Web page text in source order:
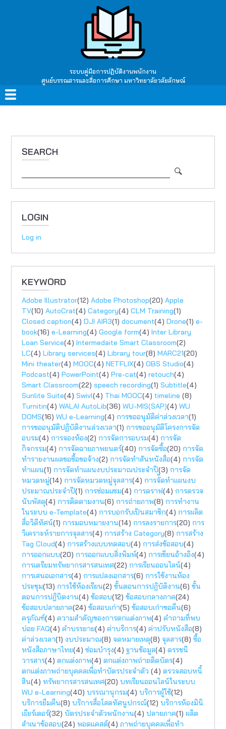
ระบบคู่มือการปฏิบัติงานพนักงาน
ศูนย์บรรณสารและสื่อการศึกษา มหาวิทยาลัยวลัยลักษณ์
Main
SEARCH
LOGIN
Log in
KEYWORD
Adobe Illustrator(12) Adobe Photoshop(20) Apple
TV(10) AutoCrat(4) Category(4) CLM Training(1)
Closed caption(4) DJI AIR3(1) document(4) Drone(1) e-
book(16) e-Learning(4) Google form(4) Inter Library
Loan Service(4) Intermedaite Smart Classroom(2)
LC(4) Library services(4) Library tour(8) MARC21(20)
Mini theater(4) MOOC(4) NETFLIX(4) OBS Studio(4)
Podcast(4) PowerPoint(4) Pre-cat(4) retouch(4)
Smart Classroom(22) speech recording(1) Subtitle(4)
Sunlite Suite(4) Swivl(4) Thai MOOC(4) timeline (8)
Turnitin(4) WALAI AutoLib(36) WU-MIS(SAP)(4) WU
DOMS(16) WU e-Learning(4) การขออนุมัติค่าล่วงเวลา(1)
การขออนุมัติปฏิบัติงานล่วงเวลา(1) การขออนุมัติโครงการจัด
อบรม(4) การจองห้อง(2) การจัดการอบรม(4) การจัด
กิจกรรม(4) การจัดฉายภาพยนตร์(40) การจัดซื้อ(20) การจัด
ทำรายงานผลขอซื้อขอจ้าง(2) การจัดทำสันหนังสือ(4) การจัด
ทำแผน(1) การจัดทำแผนงบประมาณประจำปี(3) การจัด
หมวดหมู่(14) การจัดหมวดหมู่จุลสาร(4) การจัีดทำแผนงบ
ประมาณประจำปี(1) การซ่อมแซม(4) การดราฟ(4) การตรวจ
นับพัสดุ(4) การติดตามงาน(6) การถ่ายภาพ(8) การทำงาน
ในระบบ e-Template(4) การบอกรับเป็นสมาชิก(4) การผลิต
สื่อวิดีทัศน์(1) การมอบหมายงาน(14) การลงรายการ(20) การ
วิเคราะห์รายการจุลสาร(4) การสร้าง Category(8) การสร้าง
Tag Cloud(4) การสร้างแบบทดสอบ(4) การส่งข้อสอบ(4)
การออกแบบ(20) การออกแบบสิ่งพิมพ์(4) การเขียนอ้างอิง(4)
การเตรียมทรัพยากรสารสนเทศ(22) การเรียนออนไลน์(4)
การเสนอเอกสาร(4) การแปลงเอกสาร(6) การใช้งานห้อง
ประชุม(13) การใช้ห้องเรียน(2) ขั้นตอนการปฎิบัติงาน(6) ขั้น
ตอนการปฎิบิตงาน(4) ข้อสอบ(12) ข้อสอบกลางภาค(24)
ข้อสอบปลายภาค(24) ข้อสอบเก่า(5) ข้อสอบเก่าขอคืน(6)
ครุภัณฑ์(4) ความสำคัญของการตกแต่งภาพ(4) คำถามที่พบ
บ่อย FAQ(4) คำบรรยาย(4) ค่าบริการ(4) ค่าปรับหนังสือ(8)
ค่าล่วงเวลา(1) งบประมาณ(8) จดหมายเหตุ(8) จุลสาร(8) ซื้อ
หนังสือภาษาไทย(4) ซ่อมบำรุง(4) ฐานข้อมูล(4) ดรรชนี
วารสาร(4) ตกแต่งภาพ(4) ตกแต่งภาพถ่ายติดบัตร(4)
ตกแต่งภาพถ่ายบุคคลเพื่อทำบัตรประจำตัว (4) ตรวจสอบหนี้
สิน(4) ทรัพยากรสารสนเทศ(20) บทเรียนออนไลน์ในระบบ
WU e-Learning(40) บรรณานุกรม(4) บริการผู้ใช้(12)
บริการยืมคืน(8) บริการสื่อโสตทัศนูปกรณ์(12) บริการห้องมินิ
เธียร์เตอร์(32) บัตรประจำตัวพนักงาน(4) ปลายภาค(1) ผลิต
สำเนาข้อสอบ(24) พอดแคสต์(4) ภาพถ่ายบุคคลเพื่อทำ